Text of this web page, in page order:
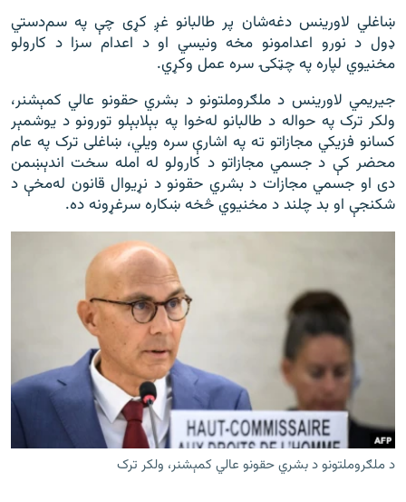
ښاغلي لاورینس دغه‌‌‌شان پر طالبانو غږ کړی چې په سم‌دستي
ډول د نورو اعدامونو مخه ونیسي او د اعدام سزا د کارولو
مخنیوي لپاره په چټکۍ سره عمل وکړي.
جیریمي لاورینس د ملګروملتونو د بشري حقونو عالي کمېشنر،
ولکر ترک په حواله د طالبانو له‌خوا په بېلابېلو تورونو د یوشمېر
کسانو فزیکي مجازاتو ته په اشارې سره ویلي، ښاغلی ترک په عام
محضر کې د جسمي مجازاتو د کارولو له امله سخت اندېښمن
دی او جسمي مجازات د بشري حقونو د نړیوال قانون له‌‌‌مخې د
شکنجې او بد چلند د مخنیوي څخه ښکاره سرغړونه ده.
د ملګروملتونو د بشري حقونو عالي کمېشنر، ولکر ترک